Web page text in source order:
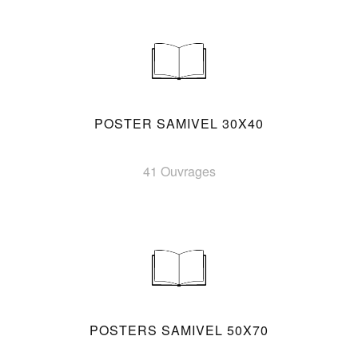
POSTER SAMIVEL 30X40
41 Ouvrages
POSTERS SAMIVEL 50X70